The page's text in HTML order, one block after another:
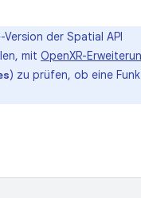
der Spatial API
mit OpenXR-
) zu prüfen, ob eine